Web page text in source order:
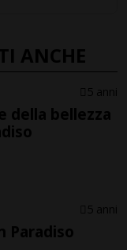
ANCHE
5 anni
della bellezza
5 anni
Paradiso